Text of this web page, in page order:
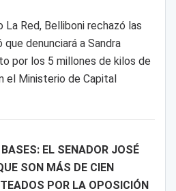
Red, Belliboni rechazó las
denunciará a Sandra
por los 5 millones de kilos de
el Ministerio de Capital
EL SENADOR JOSÉ
SON MÁS DE CIEN
POR LA OPOSICIÓN